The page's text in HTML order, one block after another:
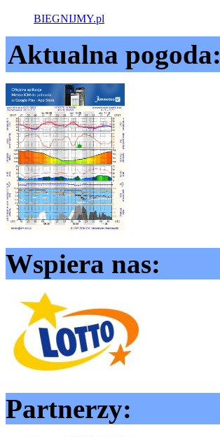
BIEGNIJMY.pl
Aktualna pogoda:
Wspiera nas:
Partnerzy: